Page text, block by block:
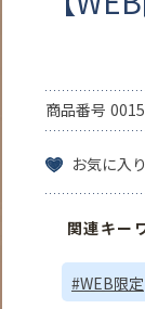
商品番号
お気に入
関連キー
#WEB限定